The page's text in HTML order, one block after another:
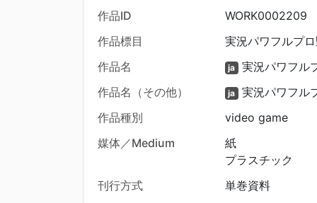
作品ID
WORK0002209
作品標目
実況パワフルプ
作品名
ja
実況パワフル
作品名（その他）
ja
実況パワフル
作品種別
video game
媒体／Medium
紙
プラスチック
刊行方式
単巻資料